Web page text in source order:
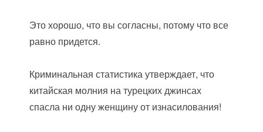
Это хорошо, что вы согласны, потому что все
равно придется.
Криминальная статистика утверждает, что
китайская молния на турецких джинсах
спасла ни одну женщину от изнасилования!